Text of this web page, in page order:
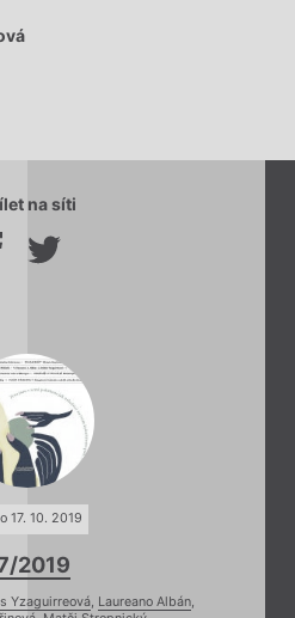
se.
na síti
17. 10. 2019
2019
Yzaguirreová, Laureano Albán,